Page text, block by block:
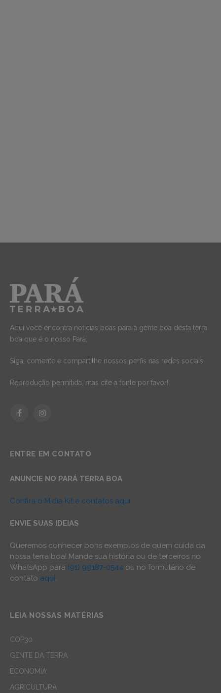
Aqui você encontra notícias boas para a gente boa desta terra
boa que é o nosso Pará.
Siga, comente e compartilhe nossos perfis nas redes sociais.
Reprodução permitida, mas cite a fonte por favor!
FacebookInstagram
ENTRE EM CONTATO
ANUNCIE NO PARÁ TERRA BOA
Confira o Mídia Kit e contatos aqui
ENVIE SUAS IDEIAS
Queremos conhecer bons exemplos de quem cuida da
nossa terra boa! Mande sua história ou de terceiros no
WhatsApp para (91) 99187-0544 ou no formulário de
contato aqui.
LEIA NOSSAS MATÉRIAS
COP30
GENTE DA TERRA
ECONOMIA
AGRICULTURA